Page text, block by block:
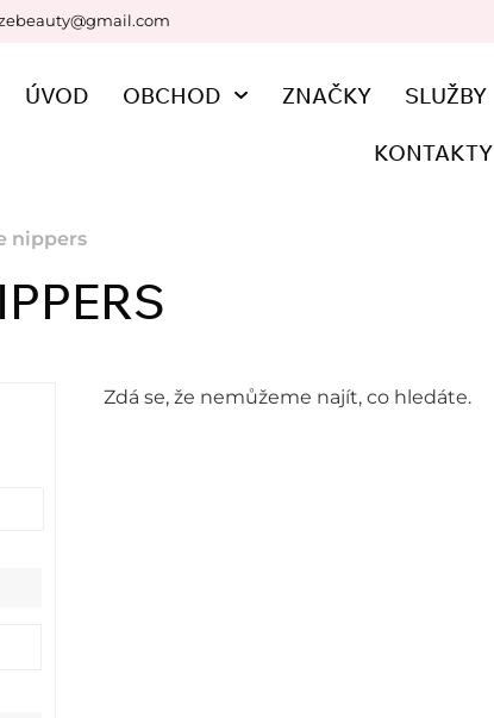
ÚVOD OBCHOD ZNAČKY SLUŽBY
KONTAKTY
nippers
Zdá se, že nemůžeme najít, co hledáte.